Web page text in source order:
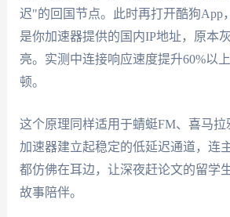
迟"的回国节点。此时再打开酷狗App
是你加速器提供的国内IP地址，原本
亮。实测中连接响应速度提升60%以
顿。
这个原理同样适用于蜻蜓FM、喜马拉
加速器建立起稳定的低延迟通道，连
都仿佛在耳边，让深夜赶论文的留学
故事陪伴。